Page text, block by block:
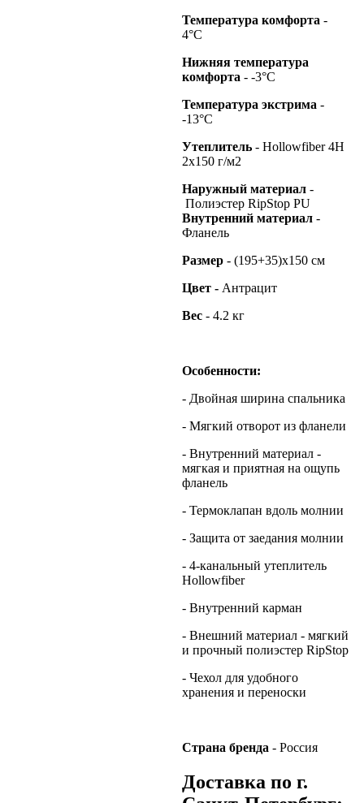
Температура комфорта -
4°С
Нижняя температура
комфорта - -3°С
Температура экстрима -
-13°С
Утеплитель - Hollowfiber 4H
2x150 г/м2
Наружный материал -
Полиэстер RipStop PU
Внутренний материал -
Фланель
Размер - (195+35)х150 см
Цвет - Антрацит
Вес - 4.2 кг
Особенности:
- Двойная ширина спальника
- Мягкий отворот из фланели
- Внутренний материал -
мягкая и приятная на ощупь
фланель
- Термоклапан вдоль молнии
- Защита от заедания молнии
- 4-канальный утеплитель
Hollowfiber
- Внутренний карман
- Внешний материал - мягкий
и прочный полиэстер RipStop
- Чехол для удобного
хранения и переноски
Страна бренда - Россия
Доставка по г.